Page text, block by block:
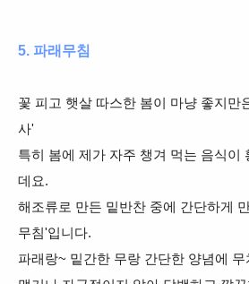
5. 파래무침
꽃 피고 햇살 따스한 봄이 마냥 좋지만
사'
특히 봄에 제가 자주 챙겨 먹는 음식이
데요.
해조류로 만든 밑반찬 중에 간단하게
무침'입니다.
파래랑~ 밑간한 무랑 간단한 양념에